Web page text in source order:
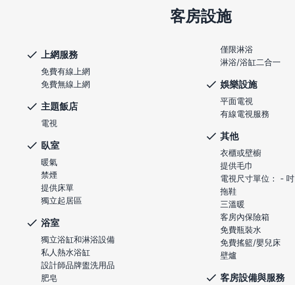
客房設施
上網服務
免費有線上網
免費無線上網
主題飯店
電視
臥室
暖氣
禁煙
提供床單
獨立起居區
浴室
獨立浴缸和淋浴設備
私人熱水浴缸
設計師品牌盥洗用品
肥皂
僅限淋浴
淋浴/浴缸二合一
娛樂設施
平面電視
有線電視服務
其他
衣櫃或壁櫥
提供毛巾
電視尺寸單位： - 吋
拖鞋
三溫暖
客房內保險箱
免費瓶裝水
免費搖籃/嬰兒床
壁爐
客房設備與服務